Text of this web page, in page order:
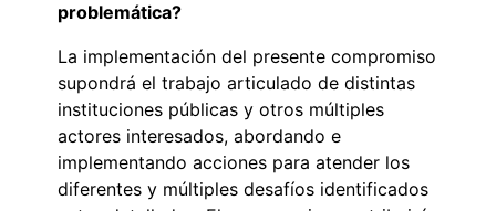
problemática?
La implementación del presente compromiso
supondrá el trabajo articulado de distintas
instituciones públicas y otros múltiples
actores interesados, abordando e
implementando acciones para atender los
diferentes y múltiples desafíos identificados